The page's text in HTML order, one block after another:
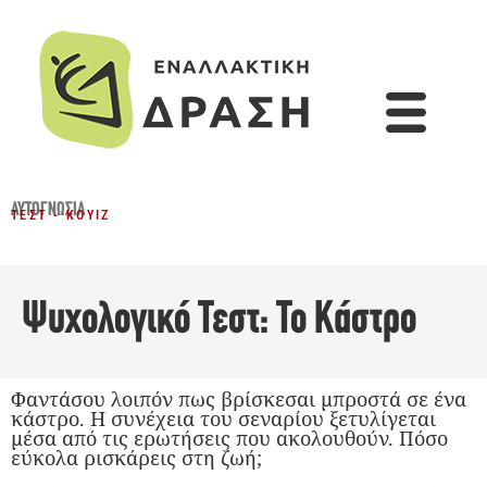
ΑΥΤΟΓΝΩΣΊΑ
ΤΕΣΤ - ΚΟΥΊΖ
Ψυχολογικό Τεστ: Το Κάστρο
Φαντάσου λοιπόν πως βρίσκεσαι μπροστά σε ένα
κάστρο. Η συνέχεια του σεναρίου ξετυλίγεται
μέσα από τις ερωτήσεις που ακολουθούν. Πόσο
εύκολα ρισκάρεις στη ζωή;